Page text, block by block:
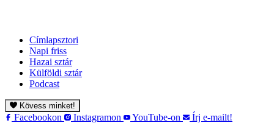
Címlapsztori
Napi friss
Hazai sztár
Külföldi sztár
Podcast
Kövess minket!
Facebookon Instagramon YouTube-on
Írj e-mailt!